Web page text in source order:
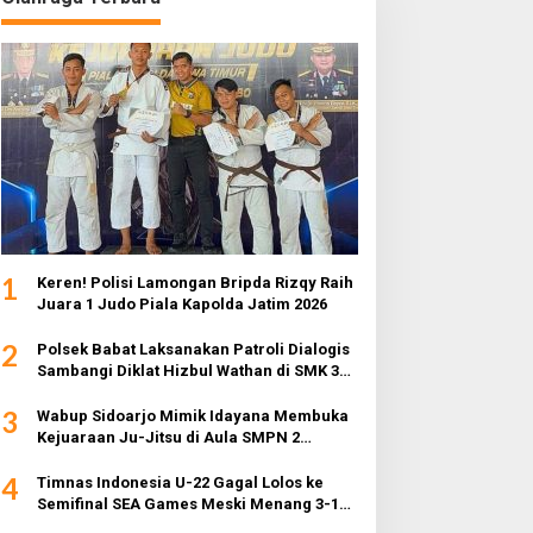
1
Keren! Polisi Lamongan Bripda Rizqy Raih
Juara 1 Judo Piala Kapolda Jatim 2026
2
Polsek Babat Laksanakan Patroli Dialogis
Sambangi Diklat Hizbul Wathan di SMK 3
3
Wabup Sidoarjo Mimik Idayana Membuka
Kejuaraan Ju-Jitsu di Aula SMPN 2
4
Timnas Indonesia U-22 Gagal Lolos ke
Semifinal SEA Games Meski Menang 3-1